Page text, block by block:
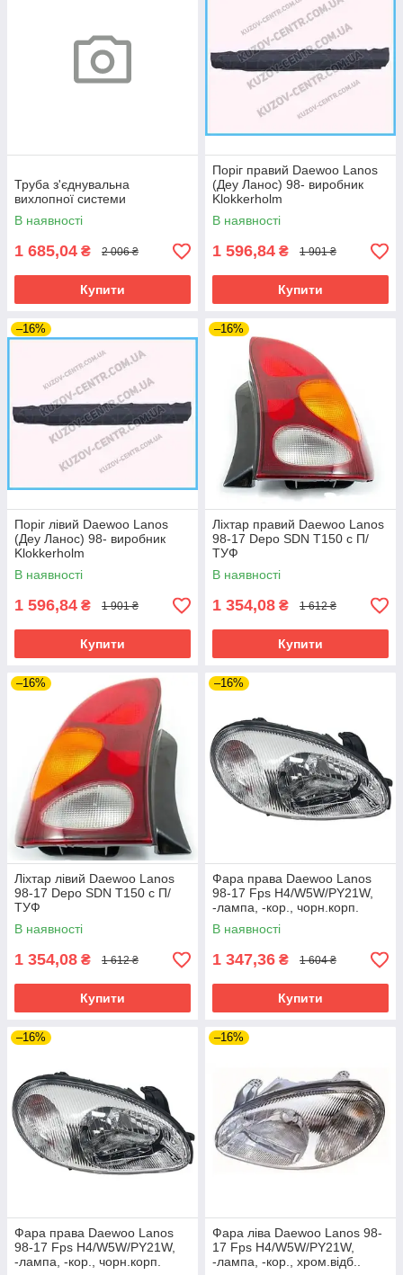
Труба з'єднувальна
вихлопної системи
В наявності
1 685,04 ₴ 2 006 ₴
Купити
Поріг правий Daewoo Lanos
(Деу Ланос) 98- виробник
Klokkerholm
В наявності
1 596,84 ₴ 1 901 ₴
Купити
–16%
Поріг лівий Daewoo Lanos
(Деу Ланос) 98- виробник
Klokkerholm
В наявності
1 596,84 ₴ 1 901 ₴
Купити
–16%
Ліхтар правий Daewoo Lanos
98-17 Depo SDN T150 с П/
ТУФ
В наявності
1 354,08 ₴ 1 612 ₴
Купити
–16%
Ліхтар лівий Daewoo Lanos
98-17 Depo SDN T150 с П/
ТУФ
В наявності
1 354,08 ₴ 1 612 ₴
Купити
–16%
Фара права Daewoo Lanos
98-17 Fps H4/W5W/PY21W,
-лампа, -кор., чорн.корп.
В наявності
1 347,36 ₴ 1 604 ₴
Купити
–16%
Фара права Daewoo Lanos
98-17 Fps H4/W5W/PY21W,
-лампа, -кор., чорн.корп.
–16%
Фара ліва Daewoo Lanos 98-
17 Fps H4/W5W/PY21W,
-лампа, -кор., хром.відб..